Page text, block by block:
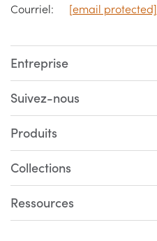
Courriel:
[email protected]
Entreprise
Suivez-nous
Produits
Collections
Ressources